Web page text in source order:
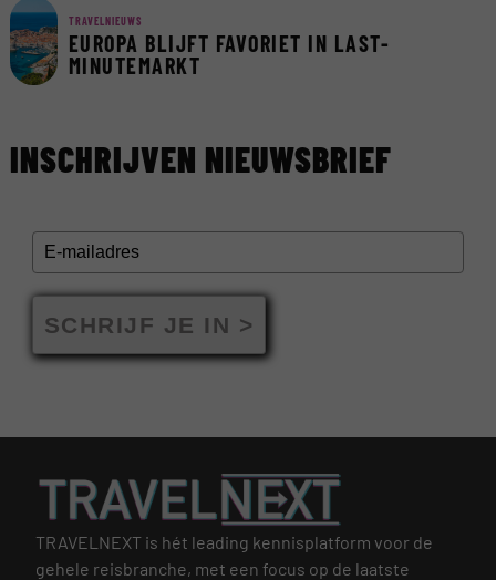
TRAVELNIEUWS
EUROPA BLIJFT FAVORIET IN LAST-
MINUTEMARKT
INSCHRIJVEN NIEUWSBRIEF
SCHRIJF JE IN >
TRAVELNEXT is hét leading kennisplatform voor de
gehele reisbranche, met een focus op de laatste